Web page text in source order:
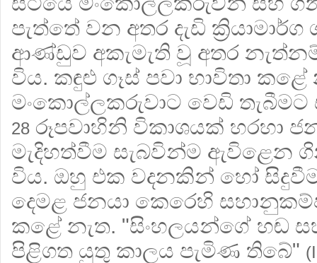
පැත්තේ වන අතර දැඩි
ආණ්ඩුව අකැමැති වූ අතර
විය. කඳුළු ගෑස් පවා භාවිතා
මංකොල්ලකරුවාට වෙඩි
28 රූපවාහිනි විකාශයක් හරහා
මැදිහත්වීම සැබවින්ම ඇවිළෙන
විය. ඔහු එක වදනකින් හෝ
දෙමළ ජනයා කෙරෙහි
කළේ නැත. "සිංහලයන්ගේ හඬ
පිළිගත යුතු කාලය පැමිණ තිබේ"